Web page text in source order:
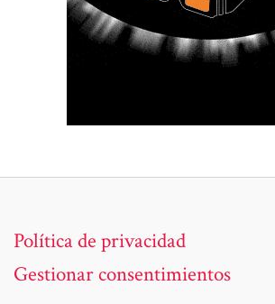
Política de privacidad
Gestionar consentimientos